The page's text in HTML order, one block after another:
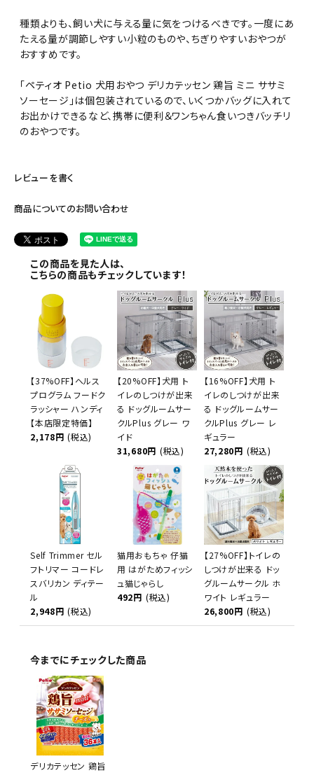
種類よりも、飼い犬に与える量に気をつけるべきです。一度にあ
たえる量が調節しやすい小粒のものや、ちぎりやすいおやつが
おすすめです。
「ペティオ Petio 犬用おやつ デリカテッセン 鶏旨 ミニ ササミ
ソーセージ」は個包装されているので、いくつかバッグに入れて
お出かけできるなど、携帯に便利＆ワンちゃん食いつきバッチリ
のおやつです。
レビューを書く
商品についてのお問い合わせ
この商品を見た人は、
こちらの商品もチェックしています！
【37%OFF】ヘルス
プログラム フードク
ラッシャー ハンディ
【本店限定特価】
2,178円 (税込)
【20%OFF】犬用 ト
イレのしつけが出来
る ドッグルームサー
クルPlus グレー ワ
イド
31,680円 (税込)
【16%OFF】犬用 ト
イレのしつけが出来
る ドッグルームサー
クルPlus グレー レ
ギュラー
27,280円 (税込)
Self Trimmer セル
フトリマー コードレ
スバリカン ディテー
ル
2,948円 (税込)
猫用おもちゃ 仔猫
用 はがためフィッシ
ュ猫じゃらし
492円 (税込)
【27%OFF】トイレの
しつけが出来る ドッ
グルームサークル ホ
ワイト レギュラー
26,800円 (税込)
今までにチェックした商品
デリカテッセン 鶏旨